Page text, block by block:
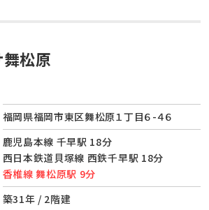
舞松原
福岡県福岡市東区舞松原１丁目６-４６
鹿児島本線 千早駅 18分
西日本鉄道貝塚線 西鉄千早駅 18分
香椎線 舞松原駅 9分
築31年 / 2階建